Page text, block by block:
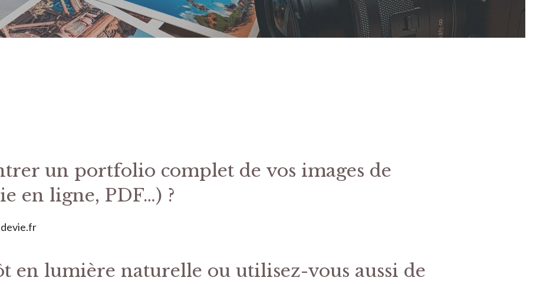
un portfolio complet de vos images de
en ligne, PDF…) ?
en lumière naturelle ou utilisez-vous aussi de